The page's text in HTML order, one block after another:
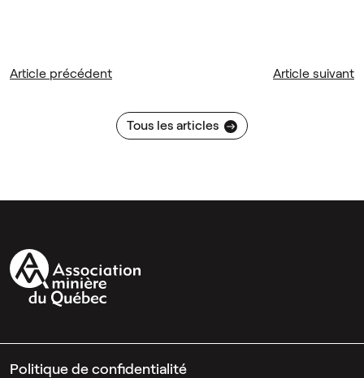
Article précédent
Tous les articles
Article suivant
Politique de confidentialité